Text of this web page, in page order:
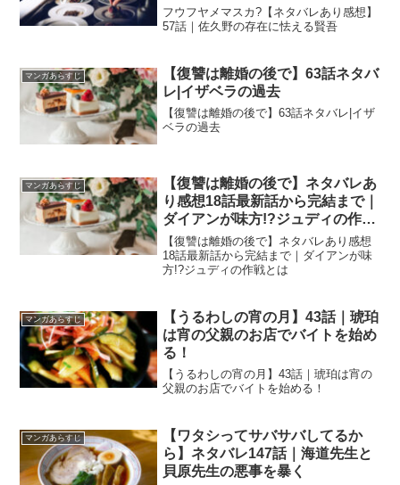
フウフヤメマスカ?【ネタバレあり感想】
57話｜佐久野の存在に怯える賢吾
マンガあらすじ
【復讐は離婚の後で】63話ネタバ
レ|イザベラの過去
【復讐は離婚の後で】63話ネタバレ|イザ
ベラの過去
マンガあらすじ
【復讐は離婚の後で】ネタバレあ
り感想18話最新話から完結まで｜
ダイアンが味方!?ジュディの作戦
とは
【復讐は離婚の後で】ネタバレあり感想
18話最新話から完結まで｜ダイアンが味
方!?ジュディの作戦とは
マンガあらすじ
【うるわしの宵の月】43話｜琥珀
は宵の父親のお店でバイトを始め
る！
【うるわしの宵の月】43話｜琥珀は宵の
父親のお店でバイトを始める！
マンガあらすじ
【ワタシってサバサバしてるか
ら】ネタバレ147話｜海道先生と
貝原先生の悪事を暴く